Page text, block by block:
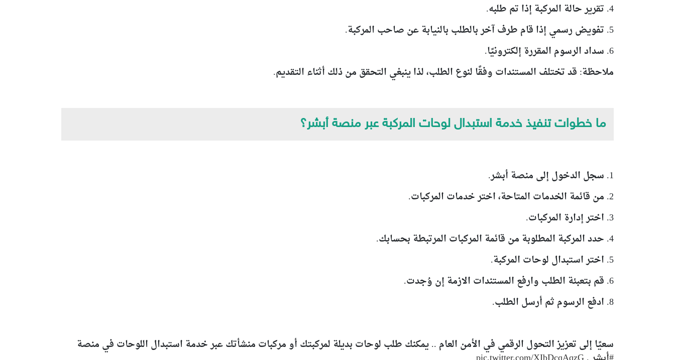
4. تقرير حالة المركبة إذا تم طلبه.
5. تفويض رسمي إذا قام طرف آخر بالطلب بالنيابة عن صاحب المركبة.
6. سداد الرسوم المقررة إلكترونيًا.
ملاحظة: قد تختلف المستندات وفقًا لنوع الطلب، لذا ينبغي التحقق من ذلك أثناء التقديم.
ما خطوات تنفيذ خدمة استبدال لوحات المركبة عبر منصة أبشر؟
1. سجل الدخول إلى منصة أبشر.
2. من قائمة الخدمات المتاحة، اختر خدمات المركبات.
3. اختر إدارة المركبات.
4. حدد المركبة المطلوبة من قائمة المركبات المرتبطة بحسابك.
5. اختر استبدال لوحات المركبة.
6. قم بتعبئة الطلب وارفع المستندات الازمة إن وُجدت.
8. ادفع الرسوم ثم أرسل الطلب.
سعيًا إلى تعزيز التحول الرقمي في الأمن العام .. يمكنك طلب لوحات بديلة لمركبتك أو مركبات منشأتك عبر خدمة استبدال اللوحات في منصة